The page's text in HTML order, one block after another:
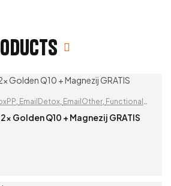
EmailDetox EmailOther Functional
2-in-1,Gewichtsverlies,
problemen
Golden Q10 + Magnezij GRATIS